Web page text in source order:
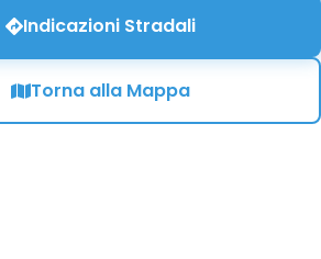
Indicazioni Stradali
Torna alla Mappa